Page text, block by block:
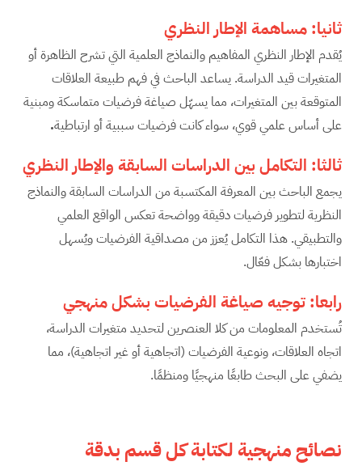
ثانيا: مساهمة الإطار النظري
يُقدم الإطار النظري المفاهيم والنماذج العلمية التي تشرح الظاهرة أو
المتغيرات قيد الدراسة. يساعد الباحث في فهم طبيعة العلاقات
المتوقعة بين المتغيرات، مما يسهّل صياغة فرضيات متماسكة ومبنية
على أساس علمي قوي، سواء كانت فرضيات سببية أو ارتباطية.
ثالثا: التكاملبين الدراسات السابقة والإطار النظري
يجمع الباحث بين المعرفة المكتسبة من الدراسات السابقة والنماذج
النظرية لتطوير فرضيات دقيقة وواضحة تعكس الواقع العلمي
والتطبيقي. هذا التكامل يُعزز من مصداقية الفرضيات ويُسهل
اختبارها بشكل فعّال.
رابعا: توجيه صياغة الفرضيات بشكل منهجي
تُستخدم المعلومات من كلا العنصرين لتحديد متغيرات الدراسة،
اتجاه العلاقات، ونوعية الفرضيات (اتجاهية أو غير اتجاهية)، مما
يضفي على البحث طابعًا منهجيًا ومنظمًا.
نصائح منهجية لكتابة كل قسم بدقة